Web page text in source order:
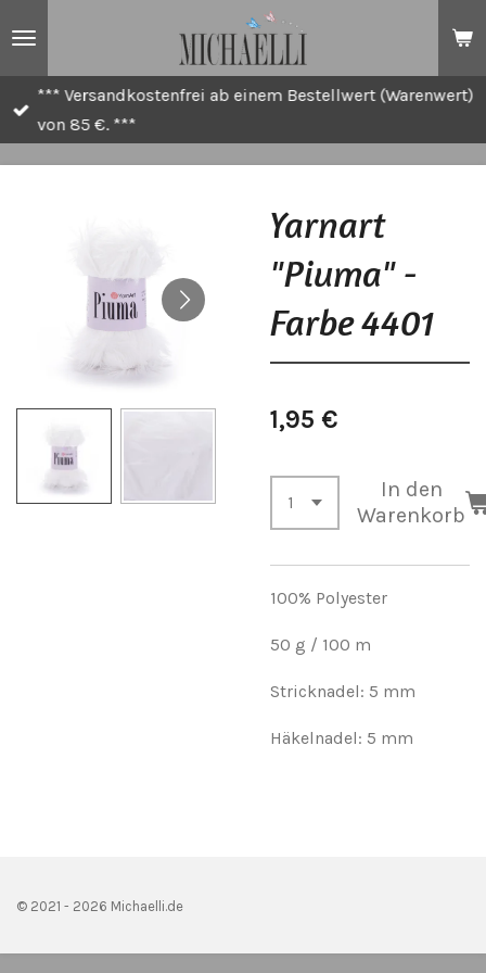
*** Versandkostenfrei ab einem Bestellwert (Warenwert)
von 85 €. ***
Yarnart
"Piuma" -
Farbe 4401
1,95 €
In den
Warenkorb
100% Polyester
50 g / 100 m
Stricknadel: 5 mm
Häkelnadel: 5 mm
© 2021 - 2026 Michaelli.de